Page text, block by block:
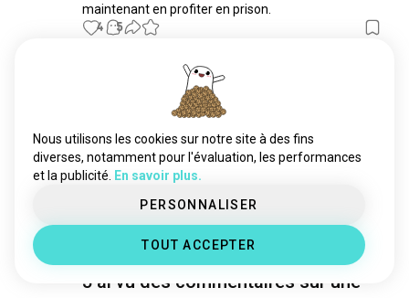
maintenant en profiter en prison.
4 5
Cancer 1 2
Tout le monde est si gentil à ✨Ba
Sing Se✨
5 0
3 jour
J'ai vu des commentaires sur une
Nous utilisons les cookies sur notre site à des fins
diverses, notamment pour l'évaluation, les performances
et la publicité.
En savoir plus.
PERSONNALISER
TOUT ACCEPTER